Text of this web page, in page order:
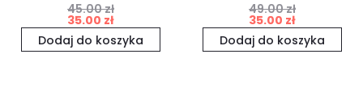
45.00zł
Pierwotna
cena
35.00 zł
Aktualna
cena
Dodaj do koszyka
49.00zł
Pierwotna
cena
35.00 zł
Aktualna
cena
Dodaj do koszyka